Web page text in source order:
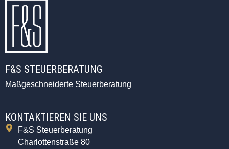
F&S STEUERBERATUNG
Maßgeschneiderte Steuerberatung
KONTAKTIEREN SIE UNS
F&S Steuerberatung
Charlottenstraße 80